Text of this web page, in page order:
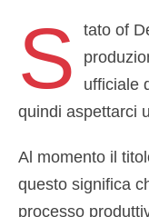
S
tato of
ufficiale
quindi aspettarci
Al momento il
questo significa
processo